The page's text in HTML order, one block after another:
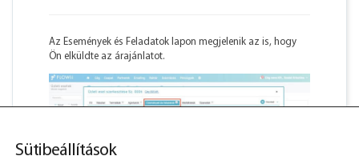
Az Események és Feladatok lapon megjelenik az is, hogy
Ön elküldte az árajánlatot.
Sütibeállítások